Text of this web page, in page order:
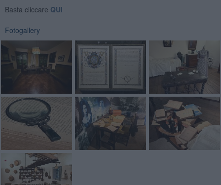
Basta cliccare QUI
Fotogallery